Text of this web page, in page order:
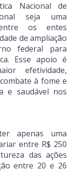
Nacional de
seja uma
entre os entes
de ampliação
federal para
Esse apoio é
efetividade,
à fome e
e saudável nos
apenas uma
entre R$ 250
das ações
entre 20 e 26